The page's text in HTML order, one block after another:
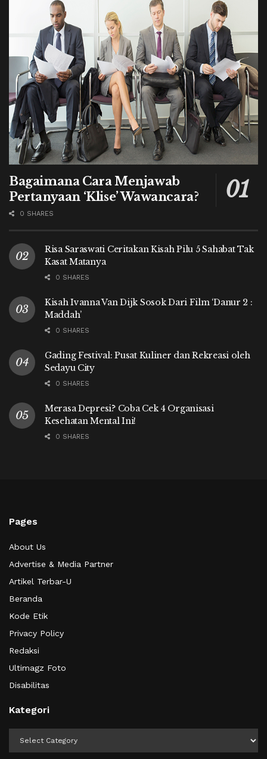
Bagaimana Cara Menjawab
Pertanyaan ‘Klise’ Wawancara?
0 SHARES
Risa Saraswati Ceritakan Kisah Pilu 5 Sahabat Tak
Kasat Matanya
0 SHARES
Kisah Ivanna Van Dijk Sosok Dari Film ‘Danur 2 :
Maddah’
0 SHARES
Gading Festival: Pusat Kuliner dan Rekreasi oleh
Sedayu City
0 SHARES
Merasa Depresi? Coba Cek 4 Organisasi
Kesehatan Mental Ini!
0 SHARES
Pages
About Us
Advertise & Media Partner
Artikel Terbar-U
Beranda
Kode Etik
Privacy Policy
Redaksi
Ultimagz Foto
Disabilitas
Kategori